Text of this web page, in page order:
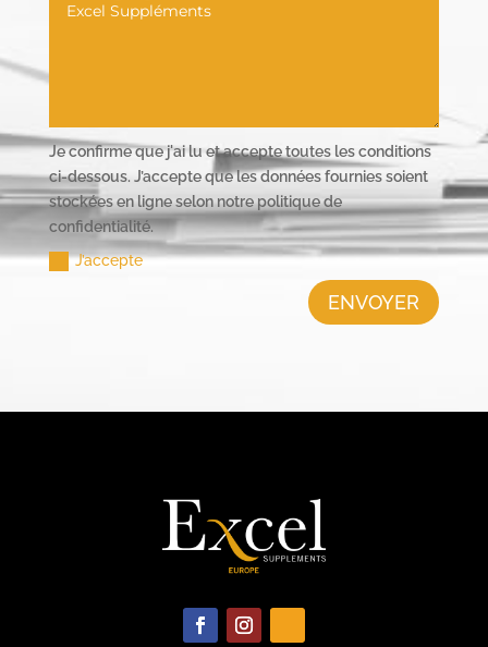
Je confirme que j'ai lu et accepte toutes les conditions
ci-dessous. J’accepte que les données fournies soient
stockées en ligne selon notre politique de
confidentialité.
J’accepte
ENVOYER